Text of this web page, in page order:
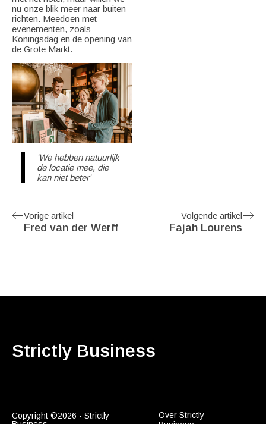
nu onze blik meer naar buiten
richten. Meedoen met
evenementen, zoals
Koningsdag en de opening van
de Grote Markt.
'We hebben natuurlijk
de locatie mee, die
kan niet beter'
Vorige artikel
Fred van der Werff
Volgende artikel
Fajah Lourens
Strictly Business
Copyright ©2026 - Strictly
Over Strictly